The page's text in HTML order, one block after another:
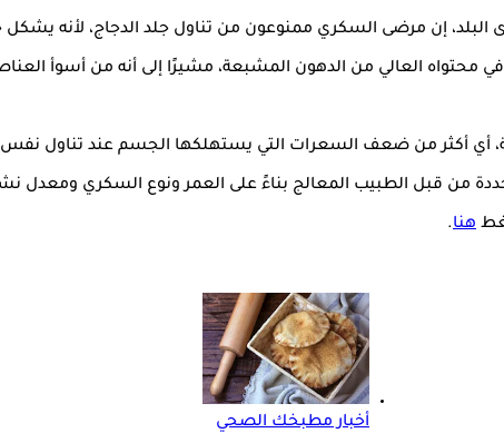
البلد، إن مرضى السكري ممنوعون من تناول جلد الدجاج، لأنه
محتواه العالي من الدهون المشبعة، مشيرًا إلى أنه من أسوأ
من قبل الطبيب المعالج بناءً على العمر ونوع السكري ومعدل
هنا.
أخبار مطبخك الصحي